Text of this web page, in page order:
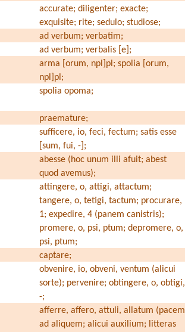
accurate; diligenter; exacte;
exquisite; rite; sedulo; studiose;
ad verbum; verbatim;
ad verbum; verbalis [e];
arma [orum, npl]pl; spolia [orum,
npl]pl;
spolia opоma;
praemature;
sufficere, io, feci, fectum; satis esse
[sum, fui, -];
abesse (hoc unum illi afuit; abest
quod avemus);
attingere, o, attigi, attactum;
tangere, o, tetigi, tactum; procurare,
1; expedire, 4 (panem canistris);
promere, o, psi, ptum; depromere, o,
psi, ptum;
captare;
obvenire, io, obveni, ventum (alicui
sorte); pervenire; obtingere, o, obtigi,
-;
afferre, affero, attuli, allatum (pacem
ad aliquem; alicui auxilium; litteras